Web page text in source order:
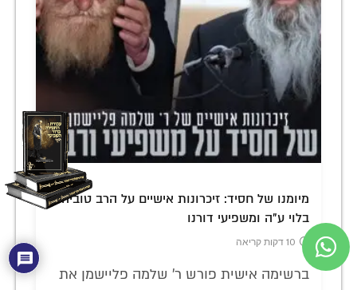
מיומנו של חסיד: זיכרונות אישיים על הרב טוביה
בלוי ע"ה ומשפיעי דורנו
10 דקות קריאה
ברשימה אישית פורש ר' שלמה פליישמן את